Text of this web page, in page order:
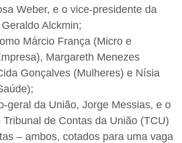
Weber, e o vice-presidente da
Alckmin;
Márcio França (Micro e
Margareth Menezes
Gonçalves (Mulheres) e Nísia
geral da União, Jorge Messias, e o
Tribunal de Contas da União (TCU)
– ambos, cotados para uma vaga